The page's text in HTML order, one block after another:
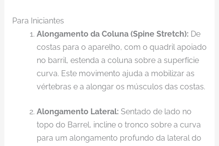
Para Iniciantes
Alongamento da Coluna (Spine Stretch): De
costas para o aparelho, com o quadril apoiado
no barril, estenda a coluna sobre a superfície
curva. Este movimento ajuda a mobilizar as
vértebras e a alongar os músculos das costas.
Alongamento Lateral: Sentado de lado no
topo do Barrel, incline o tronco sobre a curva
para um alongamento profundo da lateral do